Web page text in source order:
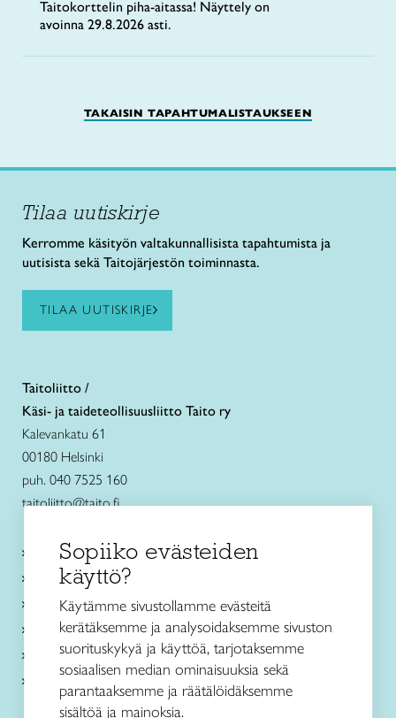
Taitokorttelin piha-aitassa! Näyttely on
avoinna 29.8.2026 asti.
TAKAISIN TAPAHTUMALISTAUKSEEN
Tilaa uutiskirje
Kerromme käsityön valtakunnallisista tapahtumista ja
uutisista sekä Taitojärjestön toiminnasta.
TILAA UUTISKIRJE
Taitoliitto /
Käsi- ja taideteollisuusliitto Taito ry
Kalevankatu 61
00180 Helsinki
puh. 040 7525 160
taitoliitto@taito.fi
Käsityökurssit ja koulutus
Ajankohtaista
Käsityöohjeet
Me olemme Taito
Paikallinen toiminta
Verkkokaupat
Sopiiko evästeiden
käyttö?
Käytämme sivustollamme evästeitä
kerätäksemme ja analysoidaksemme sivuston
suorituskykyä ja käyttöä, tarjotaksemme
sosiaalisen median ominaisuuksia sekä
parantaaksemme ja räätälöidäksemme
sisältöä ja mainoksia.